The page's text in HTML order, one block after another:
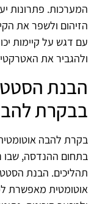
המערכות. פתרונות
הזיהום ולשפר את
עם דגש על קיימות
ולהגביר את
הבנת
בבקרת
בקרת להבה אוטומטית
בתחום ההנדסה, שבו
תהליכים. הבנת
אוטומטית מאפשרת